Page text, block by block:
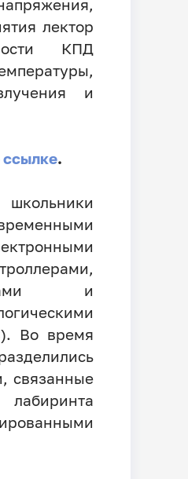
лектор
КПД
и
ссылке.
и
Во время
связанные